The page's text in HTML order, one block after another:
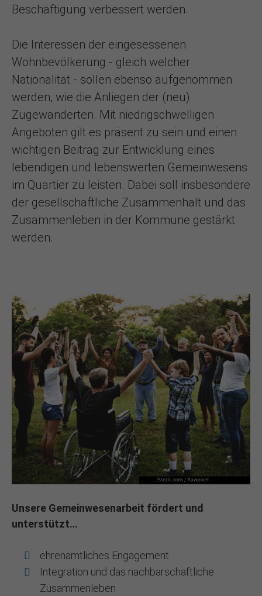
Beschäftigung verbessert werden.
Die Interessen der eingesessenen
Wohnbevölkerung - gleich welcher
Nationalität - sollen ebenso aufgenommen
werden, wie die Anliegen der (neu)
Zugewanderten. Mit niedrigschwelligen
Angeboten gilt es präsent zu sein und einen
wichtigen Beitrag zur Entwicklung eines
lebendigen und lebenswerten Gemeinwesens
im Quartier zu leisten. Dabei soll insbesondere
der gesellschaftliche Zusammenhalt und das
Zusammenleben in der Kommune gestärkt
werden.
Unsere Gemeinwesenarbeit fördert und
unterstützt…
ehrenamtliches Engagement
Integration und das nachbarschaftliche
Zusammenleben